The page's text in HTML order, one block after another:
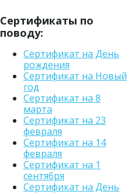
Сертификаты по
поводу:
Сертификат на День
рождения
Сертификат на Новый
год
Сертификат на 8
марта
Сертификат на 23
февраля
Сертификат на 14
февраля
Сертификат на 1
сентября
Сертификат на День